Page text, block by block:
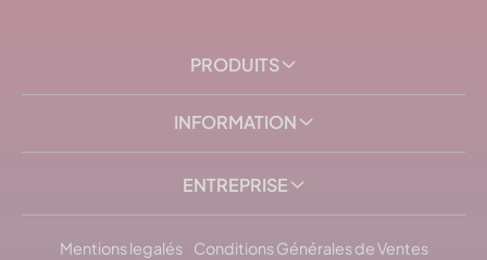
PRODUITS
INFORMATION
ENTREPRISE
Mentions legalés
Conditions Générales de Ventes